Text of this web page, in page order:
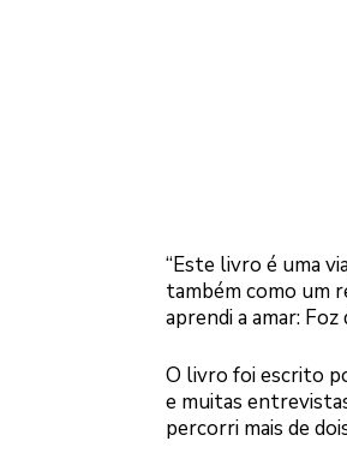
“Este livro é uma
também como um
aprendi a amar:
O livro foi escrito
e muitas
percorri mais de